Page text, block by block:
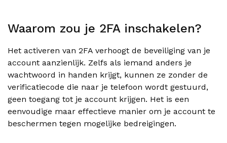
Waarom zou je 2FA inschakelen?
Het activeren van 2FA verhoogt de beveiliging van je
account aanzienlijk. Zelfs als iemand anders je
wachtwoord in handen krijgt, kunnen ze zonder de
verificatiecode die naar je telefoon wordt gestuurd,
geen toegang tot je account krijgen. Het is een
eenvoudige maar effectieve manier om je account te
beschermen tegen mogelijke bedreigingen.